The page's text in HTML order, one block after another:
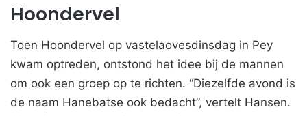
Hoondervel
Toen Hoondervel op vastelaovesdinsdag in Pey
kwam optreden, ontstond het idee bij de mannen
om ook een groep op te richten. “Diezelfde avond is
de naam Hanebatse ook bedacht”, vertelt Hansen.